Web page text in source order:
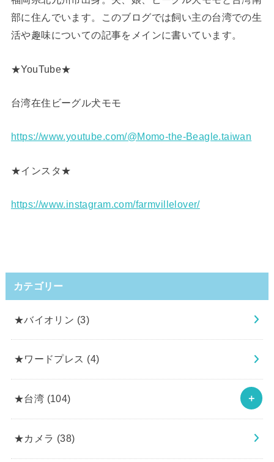
部に住んでいます。このブログでは飼い主の台湾での生
活や趣味についての記事をメインに書いています。
★YouTube★
台湾在住ビーグル犬モモ
https://www.youtube.com/@Momo-the-Beagle.taiwan
★インスタ★
https://www.instagram.com/farmvillelover/
カテゴリー
★バイオリン (3)
★ワードプレス (4)
★台湾 (104)
★カメラ (38)